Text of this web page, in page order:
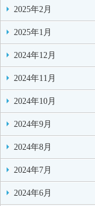
2025年2月
2025年1月
2024年12月
2024年11月
2024年10月
2024年9月
2024年8月
2024年7月
2024年6月